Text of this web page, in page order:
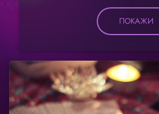
ПОКАЖИ